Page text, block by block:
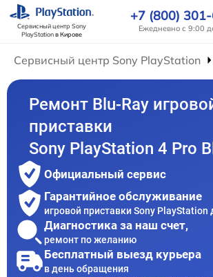
Сервисный центр Sony
PlayStationв Кирове
+7 (800)
Ежедневно с 9:00
Сервисный центр Sony PlayStation
Ремонт Blu-Ray
приставки
Sony PlayStation 4 Pro
Официальный сервис
Гарантийное обслуживание
игровой приставки Sony PlayStation
Диагностика за наш счет,
ремонт по желанию
Бесплатный выезд курьера
в день обращения